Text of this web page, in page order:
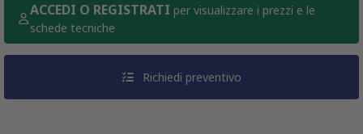
ACCEDI O REGISTRATI per visualizzare i prezzi e le
schede tecniche
Richiedi preventivo